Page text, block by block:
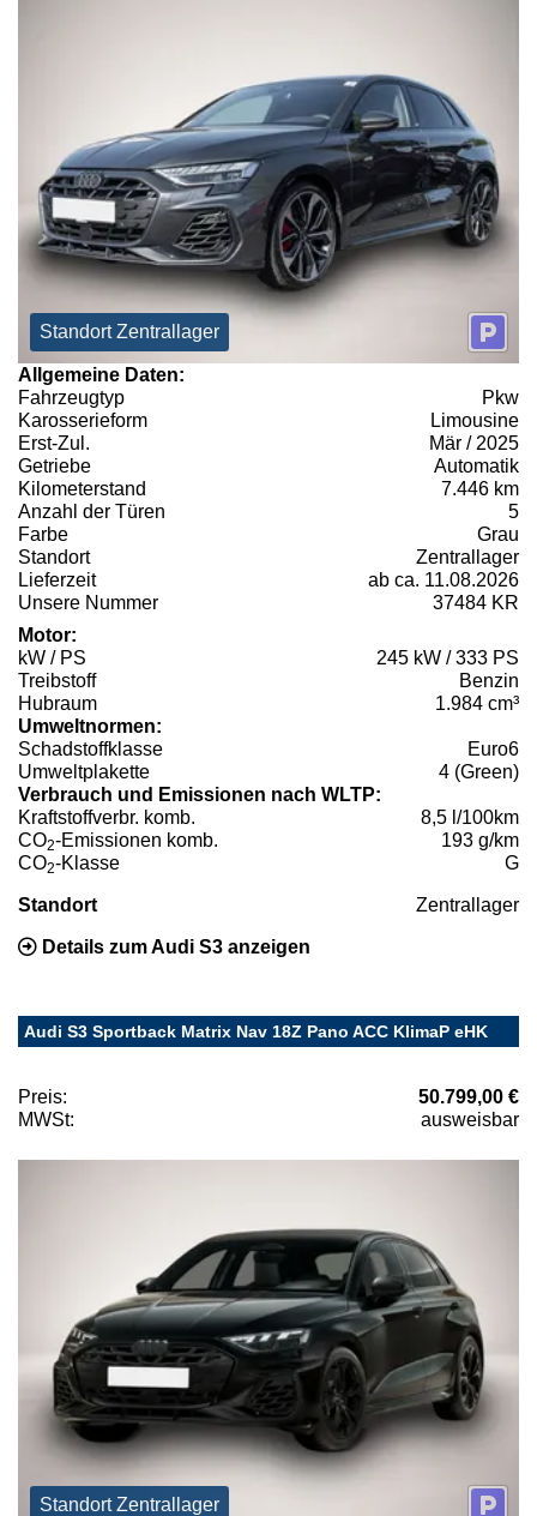
Standort Zentrallager
Allgemeine Daten:
Fahrzeugtyp
Pkw
Karosserieform
Limousine
Erst-Zul.
Mär / 2025
Getriebe
Automatik
Kilometerstand
7.446 km
Anzahl der Türen
5
Farbe
Grau
Standort
Zentrallager
Lieferzeit
ab ca. 11.08.2026
Unsere Nummer
37484 KR
Motor:
kW / PS
245 kW / 333 PS
Treibstoff
Benzin
Hubraum
1.984 cm³
Umweltnormen:
Schadstoffklasse
Euro6
Umweltplakette
4 (Green)
Verbrauch und Emissionen nach WLTP:
Kraftstoffverbr. komb.
8,5 l/100km
CO2-Emissionen komb.
193 g/km
CO2-Klasse G
Standort Zentrallager
Details zum Audi S3 anzeigen
Audi S3 Sportback Matrix Nav 18Z Pano ACC KlimaP eHK
Preis:
50.799,00 €
MWSt:
ausweisbar
Standort Zentrallager